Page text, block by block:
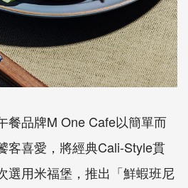
餐品牌M One Cafe以簡單而
客喜愛，將經典Cali-Style貫
選用米福堡，推出「鮮蝦班尼